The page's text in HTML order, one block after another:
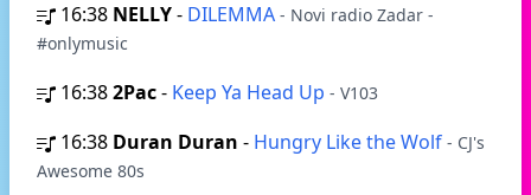
16:38 NELLY- DILEMMA - Novi radio Zadar -
#onlymusic
16:382Pac- Keep Ya Head Up - V103
16:38 Duran Duran - Hungry Like the Wolf - CJ's
Awesome 80s